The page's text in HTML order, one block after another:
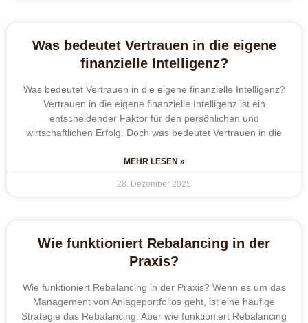
Was bedeutet Vertrauen in die eigene
finanzielle Intelligenz?
Was bedeutet Vertrauen in die eigene finanzielle Intelligenz?
Vertrauen in die eigene finanzielle Intelligenz ist ein
entscheidender Faktor für den persönlichen und
wirtschaftlichen Erfolg. Doch was bedeutet Vertrauen in die
MEHR LESEN »
28. Dezember 2025
Wie funktioniert Rebalancing in der
Praxis?
Wie funktioniert Rebalancing in der Praxis? Wenn es um das
Management von Anlageportfolios geht, ist eine häufige
Strategie das Rebalancing. Aber wie funktioniert Rebalancing